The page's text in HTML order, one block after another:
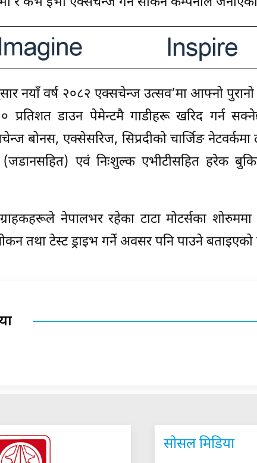
नयाँ वर्ष २०८२ एक्सचेन्ज उत्सव’मा आफ्नो पुरानो
प्रतिशत डाउन पेमेन्टमै गाडीहरू खरिद गर्न
बोनस, एक्सेसरिज, सिप्रदीको चार्जिङ नेटवर्कमा
एवं निःशुल्क एभीटीसहित हरेक
नेपालभर रहेका टाटा मोटर्सका
तथा टेस्ट ड्राइभ गर्ने अवसर पनि पाउने
सोसल मिडिया